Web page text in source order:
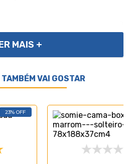
recomendamos profissionais
dimensões para transporte em
transportamos por meios especiais.
de uso íntimo e pessoal, só
for violada.
MAIS +
VAI GOSTAR
23% OFF